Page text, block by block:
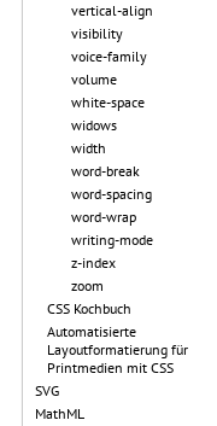
vertical-align
visibility
voice-family
volume
white-space
widows
width
word-break
word-spacing
word-wrap
writing-mode
z-index
zoom
CSS Kochbuch
Automatisierte
Layoutformatierung für
Printmedien mit CSS
SVG
MathML